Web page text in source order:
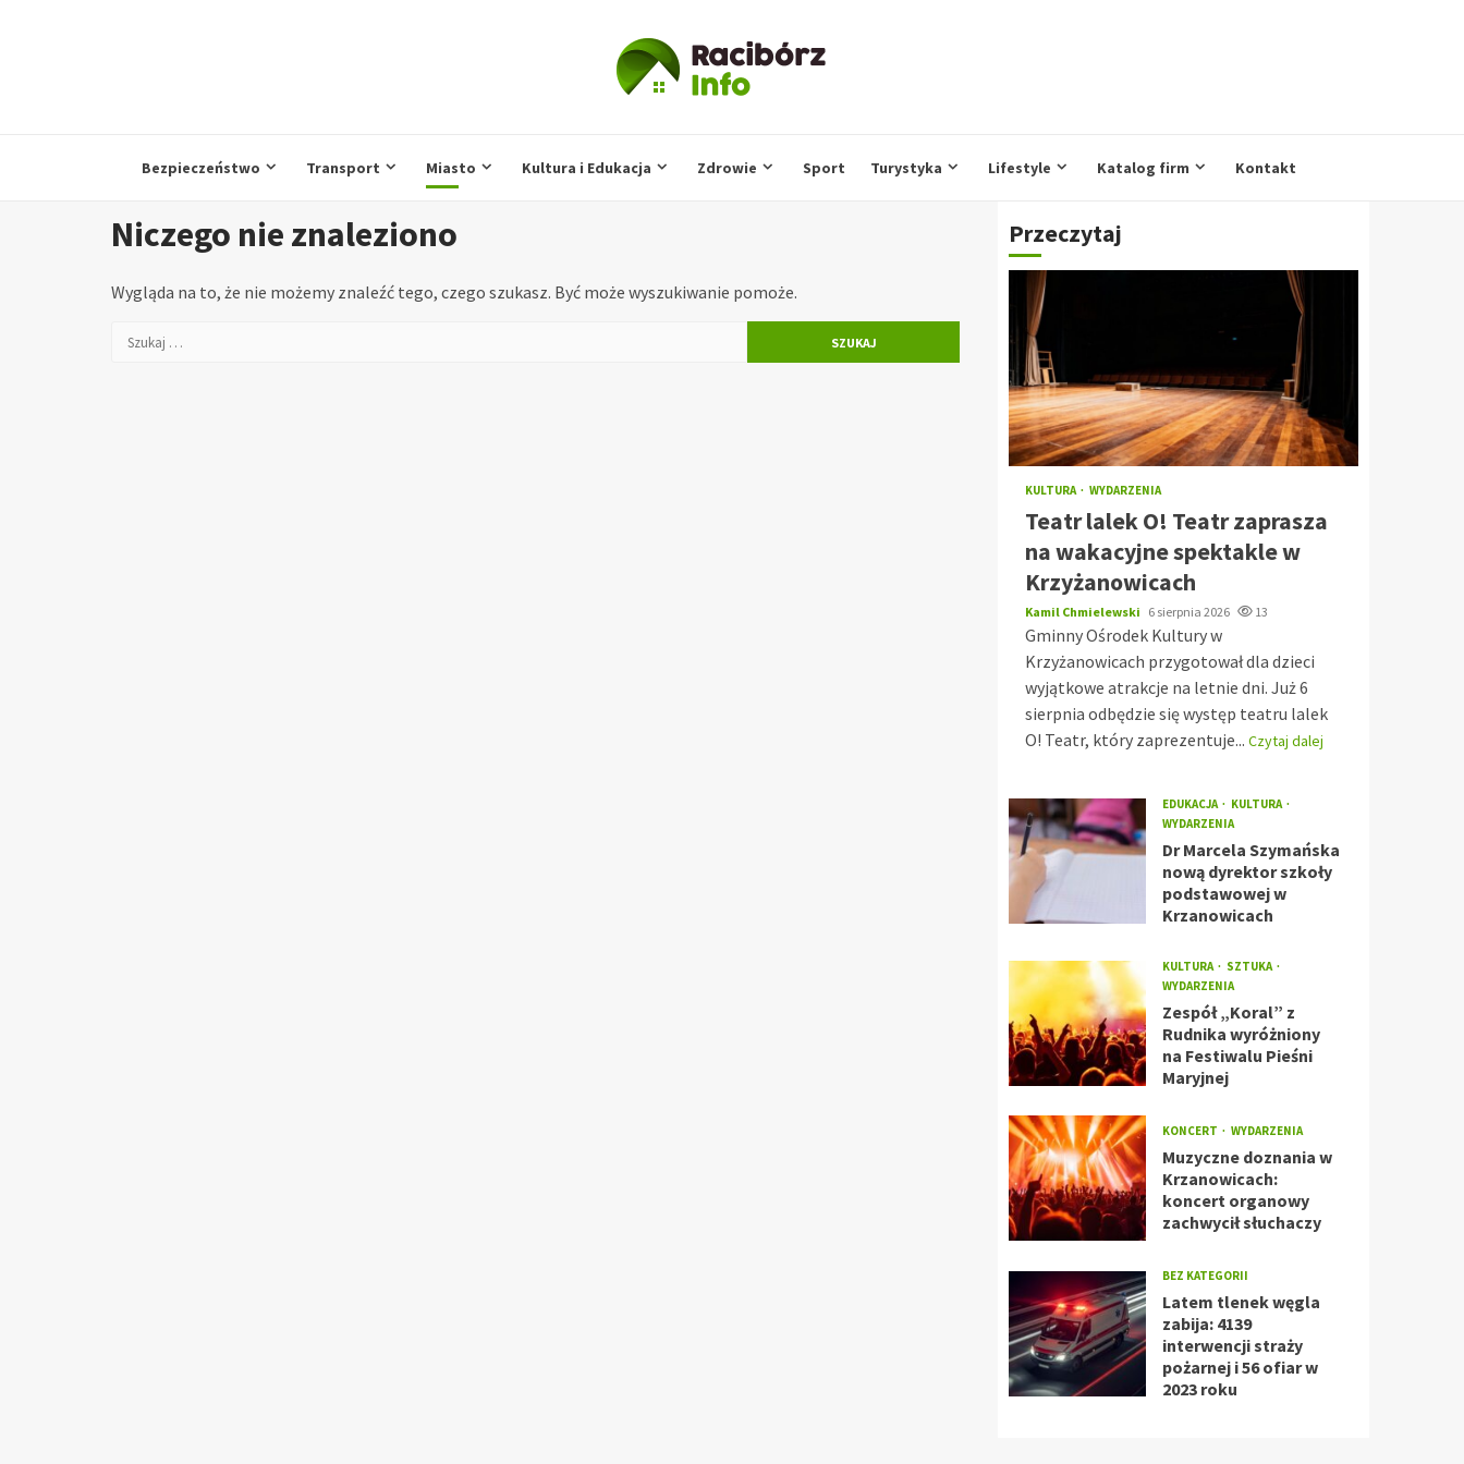
Bezpieczeństwo Transport Miasto Kultura i Edukacja Zdrowie Sport Turystyka Lifestyle Katalog firm Kontakt
Niczego nie znaleziono
Wygląda na to, że nie możemy znaleźć tego, czego szukasz. Być może wyszukiwanie pomoże.
Szukaj:
Przeczytaj
KULTURA WYDARZENIA
Teatr lalek O! Teatr zaprasza
na wakacyjne spektakle w
Krzyżanowicach
Kamil Chmielewski 6 sierpnia 2026 13
Gminny Ośrodek Kultury w
Krzyżanowicach przygotował dla dzieci
wyjątkowe atrakcje na letnie dni. Już 6
sierpnia odbędzie się występ teatru lalek
O! Teatr, który zaprezentuje... Czytaj dalej
EDUKACJA
KULTURA
WYDARZENIA
Dr Marcela Szymańska
nową dyrektor szkoły
podstawowej w
Krzanowicach
KULTURA
SZTUKA
WYDARZENIA
Zespół „Koral” z
Rudnika wyróżniony
na Festiwalu Pieśni
Maryjnej
KONCERT WYDARZENIA
Muzyczne doznania w
Krzanowicach:
koncert organowy
zachwycił słuchaczy
BEZ KATEGORII
Latem tlenek węgla
zabija: 4139
interwencji straży
pożarnej i 56 ofiar w
2023 roku